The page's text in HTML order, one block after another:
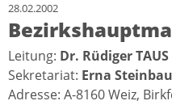
28.02.2002
Leitung: Dr. Rüdiger TAUS
Sekretariat: Erna
Adresse: A-8160 Weiz,